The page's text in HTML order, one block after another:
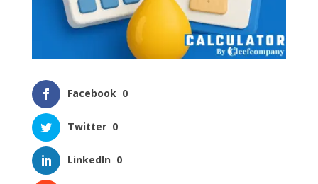
Facebook 0
Twitter 0
LinkedIn 0